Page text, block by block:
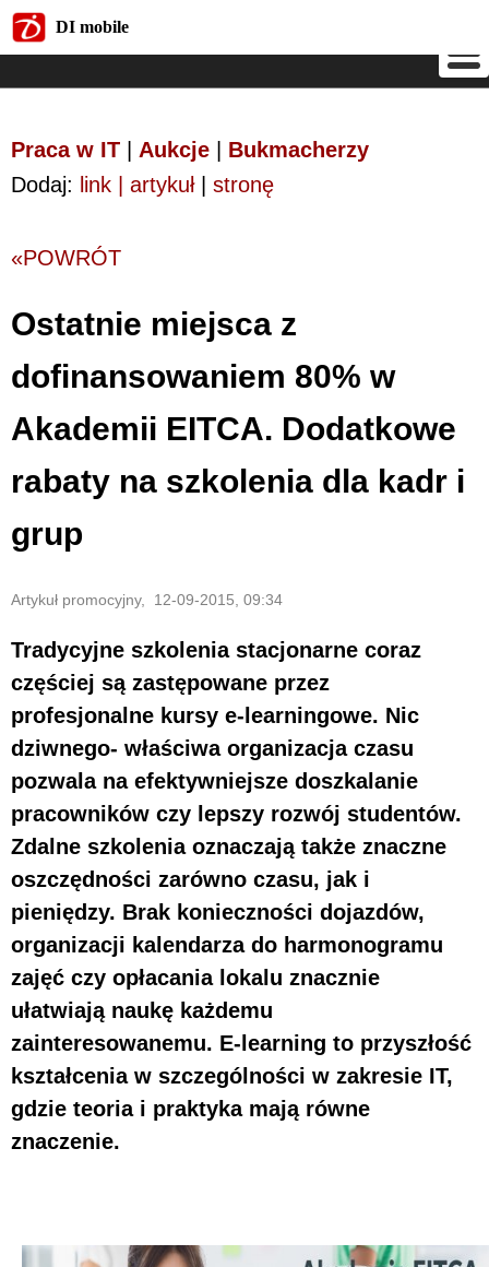
DI mobile
Praca w IT Aukcje
Bukmacherzy
Dodaj: link | artykuł| stronę
«POWRÓT
Ostatnie miejsca z
dofinansowaniem 80% w
Akademii EITCA. Dodatkowe
rabaty na szkolenia dla kadr i
grup
Artykuł promocyjny, 12-09-2015, 09:34
Tradycyjne szkolenia stacjonarne coraz
częściej są zastępowane przez
profesjonalne kursy e-learningowe. Nic
dziwnego- właściwa organizacja czasu
pozwala na efektywniejsze doszkalanie
pracowników czy lepszy rozwój studentów.
Zdalne szkolenia oznaczają także znaczne
oszczędności zarówno czasu, jak i
pieniędzy. Brak konieczności dojazdów,
organizacji kalendarza do harmonogramu
zajęć czy opłacania lokalu znacznie
ułatwiają naukę każdemu
zainteresowanemu. E-learning to przyszłość
kształcenia w szczególności w zakresie IT,
gdzie teoria i praktyka mają równe
znaczenie.
DI mobile